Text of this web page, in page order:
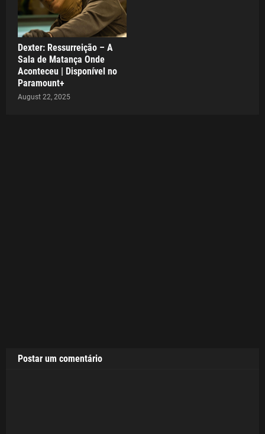
Dexter: Ressurreição – A
Sala de Matança Onde
Aconteceu | Disponível no
Paramount+
August 22, 2025
Postar um comentário